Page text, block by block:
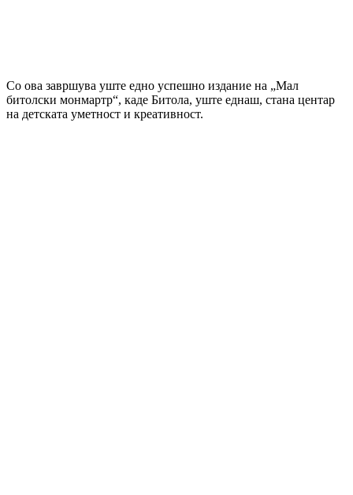
Со ова завршува уште едно успешно издание на „Мал
битолски монмартр“, каде Битола, уште еднаш, стана центар
на детската уметност и креативност.